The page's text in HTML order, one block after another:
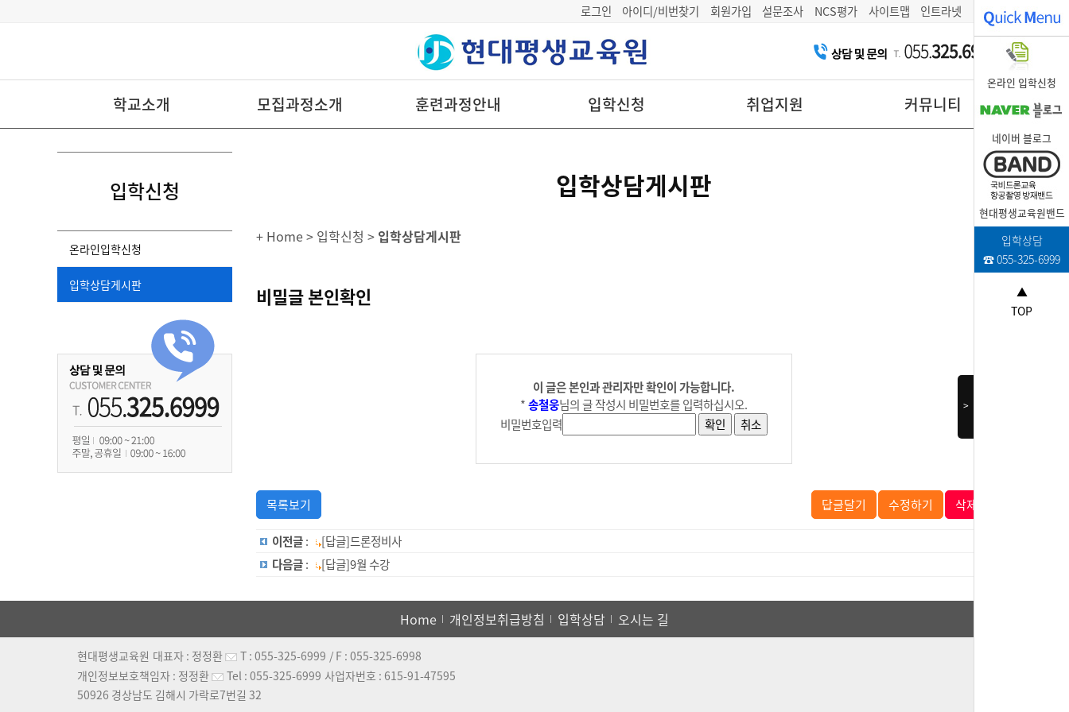
로그인 아이디/비번찾기 회원가입 설문조사 NCS평가 사이트맵 인트라넷
학교소개 모집과정소개 훈련과정안내 입학신청 취업지원 커뮤니티
입학신청
온라인입학신청
입학상담게시판
입학상담게시판
+ Home> 입학신청 > 입학상담게시판
비밀글 본인확인
이 글은 본인과 관리자만 확인이 가능합니다.
*송철웅님의 글 작성시 비밀번호를 입력하십시오.
비밀번호입력
목록보기 답글달기 수정하기 삭제하기
이전글:
[답글]드론정비사
다음글: [답글]9월 수강
Home 개인정보취급방침 입학상담 오시는 길
현대평생교육원 대표자 : 정정환 T : 055-325-6999 / F : 055-325-6998
개인정보보호책임자 : 정정환 Tel : 055-325-6999 사업자번호 : 615-91-47595
50926 경상남도 김해시 가락로7번길 32
온라인 입학신청
네이버 블로그
현대평생교육원밴드
입학상담
☎ 055-325-6999
▲
TOP
>